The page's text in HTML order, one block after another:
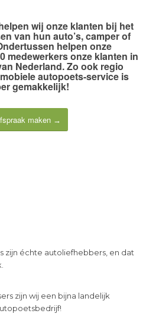
wij onze klanten bij het
van hun auto’s, camper of
helpen onze
medewerkersonze klanten in
Nederland. Zo ook regio
mobiele autopoets-serviceis
gemakkelijk!
maken
zijn échte autoliefhebbers, en dat
zijn wij een bijna landelijk